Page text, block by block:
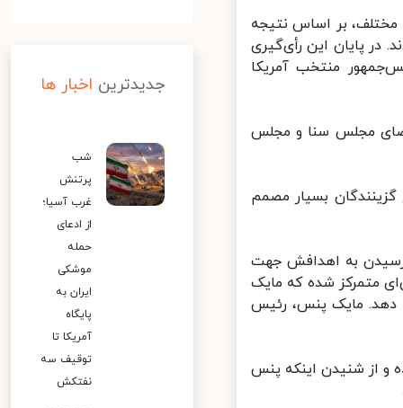
بر اساس نتیجه
در پایان این رأی‌گیری
به عنوان رئیس‌جمهور منتخب آمریکا
با حضور اعضای مجلس سنا و مجلس
بسیار مصمم
به اهدافش جهت
متمرکز شده که مایک
انجام دهد. مایک پنس، رئیس
و از شنیدن اینکه پنس
جدیدترین اخبار ها
شب
پرتنش
غرب آسیا؛
از ادعای
حمله
موشکی
ایران به
پایگاه
آمریکا تا
توقیف سه
نفتکش